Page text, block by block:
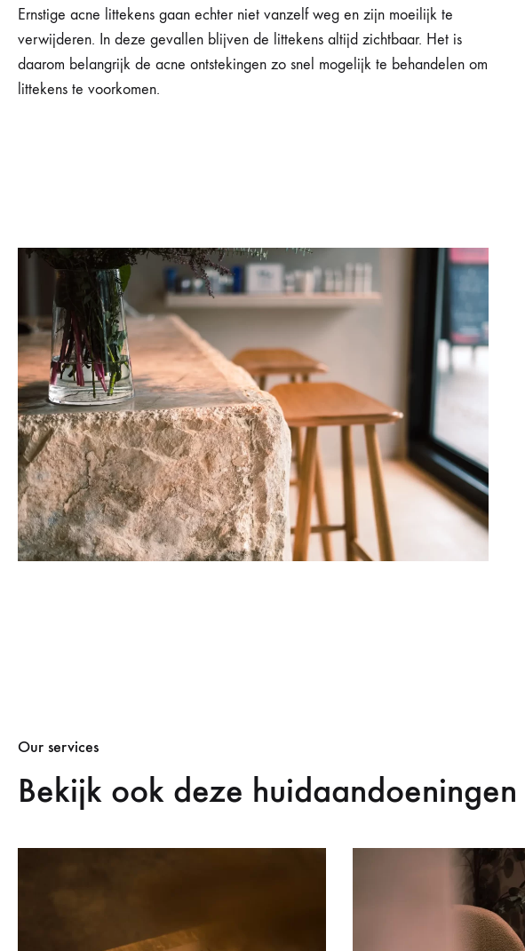
Ernstige acne littekens gaan echter niet vanzelf weg en zijn moeilijk te
verwijderen. In deze gevallen blijven de littekens altijd zichtbaar. Het is
daarom belangrijk de acne ontstekingen zo snel mogelijk te behandelen om
littekens te voorkomen.
Our services
Bekijk ook deze huidaandoeningen